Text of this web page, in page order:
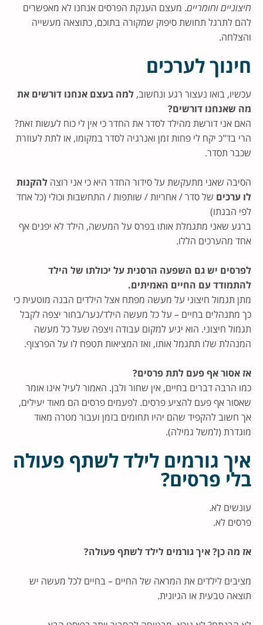
חיצוניים וחומריים. מעצם הענקת הפרסים אנחנו לא מאפשרים
להם לתרגל תחושת סיפוק שמקורה בתוכם, כתוצאה מעשייה
והצלחה.
חינוך לערכים
עכשיו, בואו נעצור רגע ונחשוב, למה בעצם אנחנו דורשים את
מה שאנחנו דורשים?
האם אני דורשת מהילד לסדר את החדר כי אין לי כוח לעשות זאת?
הרי בד"כ יקח לי פחות זמן ואנרגיה לסדר במקומו, או לתת לעוזרת
שכבר תסדר.
הסיבה שאני מתעקשת על סידור החדר היא כי אני רוצה להקנות
לו ערכים של סדר / אחריות / שותפות / התחשבות וכולי (כל אחד
לפי הבנתו)
ברגע שאני מתגמלת אותו בפרס על המעשה, הילד לא יפנים אף
אחד מהערכים הללו.
לפרסים יש גם השפעה הרסנית על יכולתו של הילד
להתמודד עם החיים האמיתים.
מתן תגמול חיצוני על מעשה מפתח אצל הילדים הבנה מוטעית כי
כך מתנהלים בחיים – על כל מעשה הילד/נער/בחור יצפה לקבל
תגמול חיצוני. הוא יגיע למקום עבודה ויצפה שעל כל מעשה
המנהלת שלו תתגמל אותו, ואז המציאות תטפח לו על הפרצוף.
אז אסור אף פעם לתת פרסים?
כמו הרבה דברים בחיים, אין שחור ולבן. האמור לעיל אינו אומר
שאסור אף פעם להציע פרסים. לפעמים פרסים הם מאוד יעילים,
אך חשוב להקפיד שהם יהיו תחומים בזמן ועבור מטרה מאוד
מוגדרת (למשל גמילה).
איך גורמים לילד לשתף פעולה
בלי פרסים?
עונשים לא.
פרסים לא.
אז מה כן? איך גורמים לילד לשתף פעולה?
מציבים לילדים את המראה של החיים – בחיים לכל מעשה יש
תוצאה טבעית או הגיונית.